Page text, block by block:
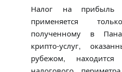
Налог на прибыль
применяется
полученному в
крипто-услуг,
рубежом,